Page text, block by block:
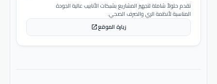
تقدم حلولاً شاملة لتجهيز المشاريع بشبكات الأنابيب عالية الجودة
المناسبة لأنظمة الري والصرف الصحي.
زيارة الموقعopen_in_new